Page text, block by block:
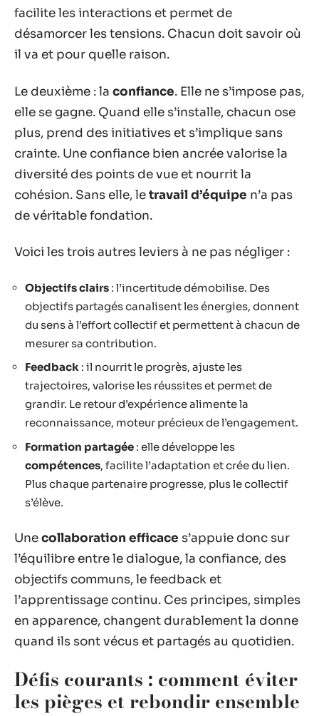
facilite les interactions et permet de
désamorcer les tensions. Chacun doit savoir où
il va et pour quelle raison.
Le deuxième : la confiance. Elle ne s’impose pas,
elle se gagne. Quand elle s’installe, chacun ose
plus, prend des initiatives et s’implique sans
crainte. Une confiance bien ancrée valorise la
diversité des points de vue et nourrit la
cohésion. Sans elle, letravail d’équipe n’a pas
de véritable fondation.
Voici les trois autres leviers à ne pas négliger :
Objectifs clairs : l’incertitude démobilise. Des
objectifs partagés canalisent les énergies, donnent
du sens à l’effort collectif et permettent à chacun de
mesurer sa contribution.
Feedback : il nourrit le progrès, ajuste les
trajectoires, valorise les réussites et permet de
grandir. Le retour d’expérience alimente la
reconnaissance, moteur précieux de l’engagement.
Formation partagée : elle développe les
compétences, facilite l’adaptation et crée du lien.
Plus chaque partenaire progresse, plus le collectif
s’élève.
Unecollaboration efficace s’appuie donc sur
l’équilibre entre le dialogue, la confiance, des
objectifs communs, le feedback et
l’apprentissage continu. Ces principes, simples
en apparence, changent durablement la donne
quand ils sont vécus et partagés au quotidien.
Défis courants : comment éviter
les pièges et rebondir ensemble